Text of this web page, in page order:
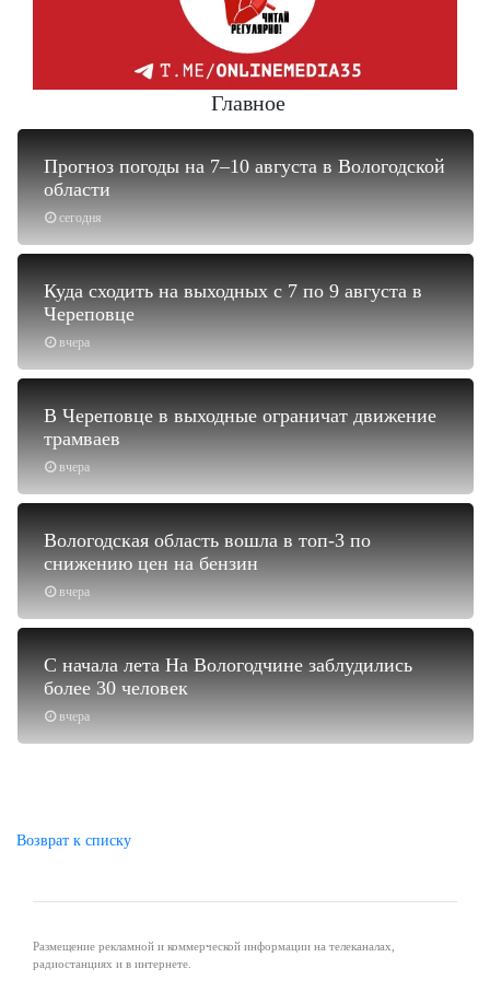
Главное
сегодня
Прогноз погоды на 7–10 августа в Вологодской
области
вчера
Куда сходить на выходных с 7 по 9 августа в
Череповце
вчера
В Череповце в выходные ограничат движение
трамваев
вчера
Вологодская область вошла в топ-3 по
снижению цен на бензин
вчера
С начала лета На Вологодчине заблудились
более 30 человек
Возврат к списку
Размещение рекламной и коммерческой информации на телеканалах,
радиостанциях и в интернете.